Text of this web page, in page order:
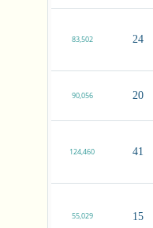
24
83,502
20
90,056
41
124,460
15
55,029